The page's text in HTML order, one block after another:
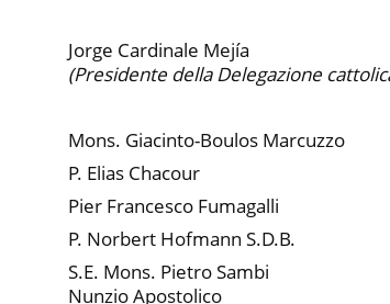
Jorge Cardinale Mejía
(Presidente della Delegazione
Mons. Giacinto-Boulos Marcuzzo
P. Elias Chacour
Pier Francesco Fumagalli
P. Norbert Hofmann S.D.B.
S.E. Mons. Pietro Sambi
Nunzio Apostolico